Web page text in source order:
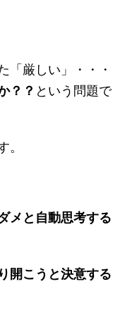
「厳しい」・・・
？？ という問題で
。
メと自動思考する
開こうと決意する